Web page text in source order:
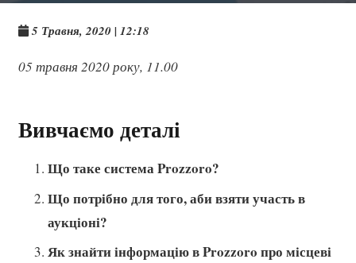
5 Травня, 2020 | 12:18
05 травня 2020 року, 11.00
Вивчаємо деталі
Що таке система Prozzoro?
Що потрібно для того, аби взяти участь в
аукціоні?
Як знайти інформацію в Prozzoro про місцеві